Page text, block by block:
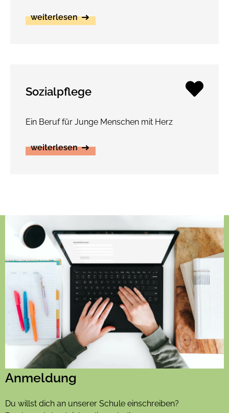
weiterlesen
Sozialpflege
Ein Beruf für Junge Menschen mit Herz
weiterlesen
Anmeldung
Du willst dich an unserer Schule einschreiben?